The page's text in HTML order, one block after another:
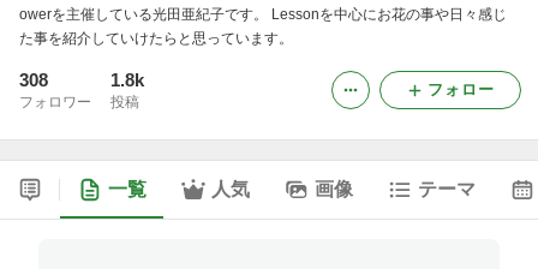
owerを主催している光田亜紀子です。 Lessonを中心にお花の事や日々感じ
た事を紹介していけたらと思っています。
308
フォロワー
1.8k
投稿
フォロー
一覧 人気 画像 テーマ